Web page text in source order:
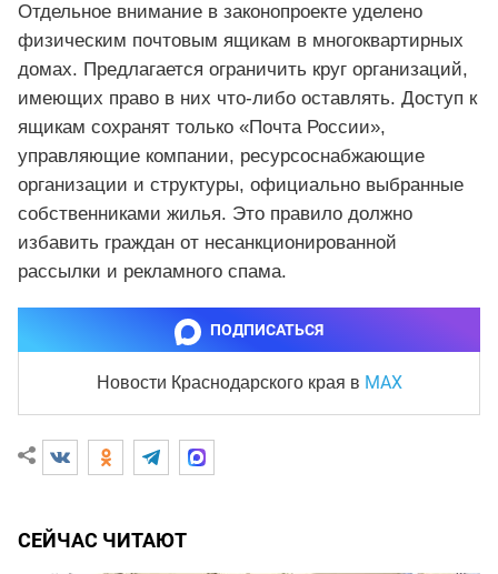
Отдельное внимание в законопроекте уделено
физическим почтовым ящикам в многоквартирных
домах. Предлагается ограничить круг организаций,
имеющих право в них что-либо оставлять. Доступ к
ящикам сохранят только «Почта России»,
управляющие компании, ресурсоснабжающие
организации и структуры, официально выбранные
собственниками жилья. Это правило должно
избавить граждан от несанкционированной
рассылки и рекламного спама.
ПОДПИСАТЬСЯ
Новости Краснодарского края в MAX
СЕЙЧАС ЧИТАЮТ